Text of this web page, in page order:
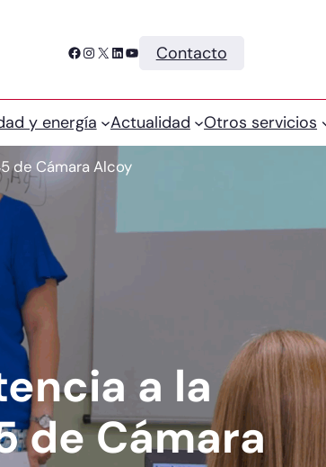
Facebook Instagram X LinkedIn YouTube Contacto
y energía Actualidad Otros servicios
de Cámara Alcoy
a la
de Cámara